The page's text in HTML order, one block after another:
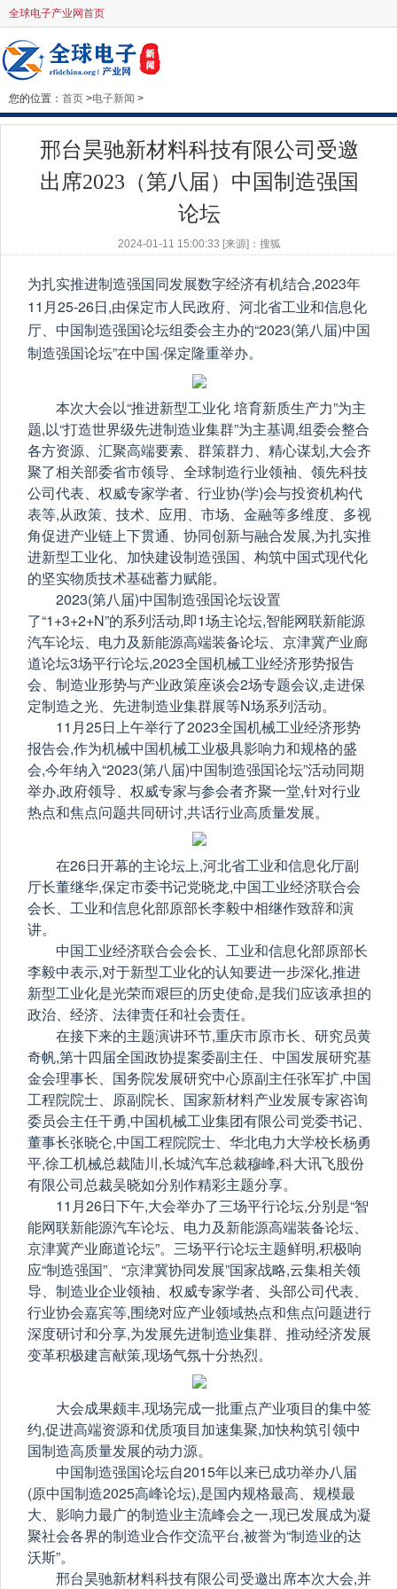
全球电子产业网首页
您的位置： 首页 >电子新闻 >
邢台昊驰新材料科技有限公司受邀
出席2023（第八届）中国制造强国
论坛
2024-01-11 15:00:33 [来源]：搜狐
为扎实推进制造强国同发展数字经济有机结合,2023年
11月25-26日,由保定市人民政府、河北省工业和信息化
厅、中国制造强国论坛组委会主办的“2023(第八届)中国
制造强国论坛”在中国·保定隆重举办。
本次大会以“推进新型工业化 培育新质生产力”为主
题,以“打造世界级先进制造业集群”为主基调,组委会整合
各方资源、汇聚高端要素、群策群力、精心谋划,大会齐
聚了相关部委省市领导、全球制造行业领袖、领先科技
公司代表、权威专家学者、行业协(学)会与投资机构代
表等,从政策、技术、应用、市场、金融等多维度、多视
角促进产业链上下贯通、协同创新与融合发展,为扎实推
进新型工业化、加快建设制造强国、构筑中国式现代化
的坚实物质技术基础蓄力赋能。
2023(第八届)中国制造强国论坛设置
了“1+3+2+N”的系列活动,即1场主论坛,智能网联新能源
汽车论坛、电力及新能源高端装备论坛、京津冀产业廊
道论坛3场平行论坛,2023全国机械工业经济形势报告
会、制造业形势与产业政策座谈会2场专题会议,走进保
定制造之光、先进制造业集群展等N场系列活动。
11月25日上午举行了2023全国机械工业经济形势
报告会,作为机械中国机械工业极具影响力和规格的盛
会,今年纳入“2023(第八届)中国制造强国论坛”活动同期
举办,政府领导、权威专家与参会者齐聚一堂,针对行业
热点和焦点问题共同研讨,共话行业高质量发展。
在26日开幕的主论坛上,河北省工业和信息化厅副
厅长董继华,保定市委书记党晓龙,中国工业经济联合会
会长、工业和信息化部原部长李毅中相继作致辞和演
讲。
中国工业经济联合会会长、工业和信息化部原部长
李毅中表示,对于新型工业化的认知要进一步深化,推进
新型工业化是光荣而艰巨的历史使命,是我们应该承担的
政治、经济、法律责任和社会责任。
在接下来的主题演讲环节,重庆市原市长、研究员黄
奇帆,第十四届全国政协提案委副主任、中国发展研究基
金会理事长、国务院发展研究中心原副主任张军扩,中国
工程院院士、原副院长、国家新材料产业发展专家咨询
委员会主任干勇,中国机械工业集团有限公司党委书记、
董事长张晓仑,中国工程院院士、华北电力大学校长杨勇
平,徐工机械总裁陆川,长城汽车总裁穆峰,科大讯飞股份
有限公司总裁吴晓如分别作精彩主题分享。
11月26日下午,大会举办了三场平行论坛,分别是“智
能网联新能源汽车论坛、电力及新能源高端装备论坛、
京津冀产业廊道论坛”。三场平行论坛主题鲜明,积极响
应“制造强国”、“京津冀协同发展”国家战略,云集相关领
导、制造业企业领袖、权威专家学者、头部公司代表、
行业协会嘉宾等,围绕对应产业领域热点和焦点问题进行
深度研讨和分享,为发展先进制造业集群、推动经济发展
变革积极建言献策,现场气氛十分热烈。
大会成果颇丰,现场完成一批重点产业项目的集中签
约,促进高端资源和优质项目加速集聚,加快构筑引领中
国制造高质量发展的动力源。
中国制造强国论坛自2015年以来已成功举办八届
(原中国制造2025高峰论坛),是国内规格最高、规模最
大、影响力最广的制造业主流峰会之一,现已发展成为凝
聚社会各界的制造业合作交流平台,被誉为“制造业的达
沃斯”。
邢台昊驰新材料科技有限公司受邀出席本次大会,并